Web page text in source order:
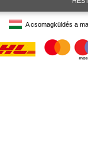
A csomagküldés a